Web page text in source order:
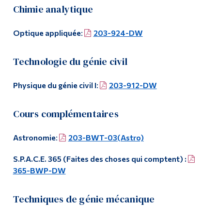
Plans de cours
Été 2020
Été 2018
Chimie analytique
Optique appliquée: 203-924-DW
Technologie du génie civil
Physique du génie civil I: 203-912-DW
Cours complémentaires
Astronomie: 203-BWT-03(Astro)
S.P.A.C.E. 365 (Faites des choses qui comptent) :
365-BWP-DW
Techniques de génie mécanique
Menu principal
Formation continue
Admissions
Futurs étudiants
Étudiants actuels
Diplômé·es et visiteur·euses